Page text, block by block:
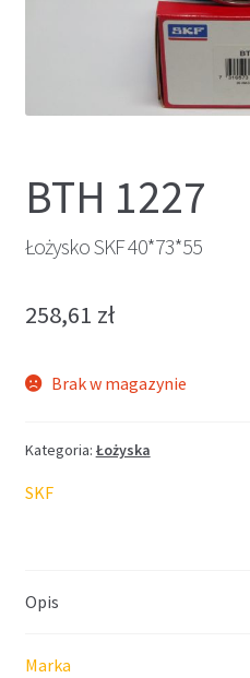
BTH 1227
Łożysko SKF 40*73*55
258,61 zł
Brak w magazynie
Kategoria: Łożyska
SKF
Opis
Marka